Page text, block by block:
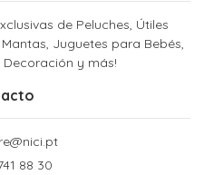
de Peluches, Útiles
Juguetes para Bebés,
Decoración y más!
88 30